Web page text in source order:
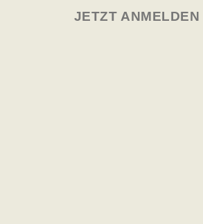
JETZT ANMELDEN